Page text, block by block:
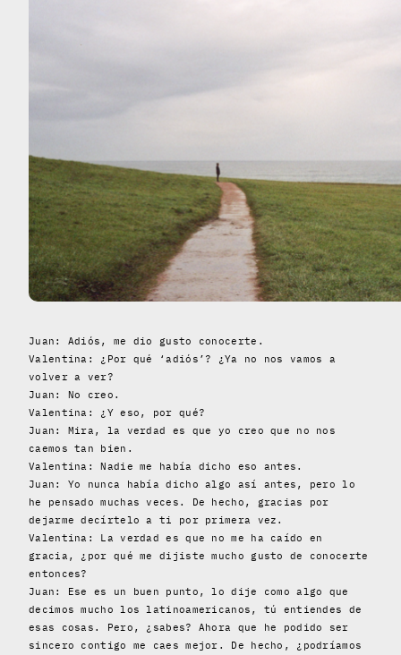
Juan: Adiós, me dio gusto conocerte.
Valentina: ¿Por qué ‘adiós’? ¿Ya no nos vamos a
volver a ver?
Juan: No creo.
Valentina: ¿Y eso, por qué?
Juan: Mira, la verdad es que yo creo que no nos
caemos tan bien.
Valentina: Nadie me había dicho eso antes.
Juan: Yo nunca había dicho algo así antes, pero lo
he pensado muchas veces. De hecho, gracias por
dejarme decírtelo a ti por primera vez.
Valentina: La verdad es que no me ha caído en
gracia, ¿por qué me dijiste mucho gusto de conocerte
entonces?
Juan: Ese es un buen punto, lo dije como algo que
decimos mucho los latinoamericanos, tú entiendes de
esas cosas. Pero, ¿sabes? Ahora que he podido ser
sincero contigo me caes mejor. De hecho, ¿podríamos